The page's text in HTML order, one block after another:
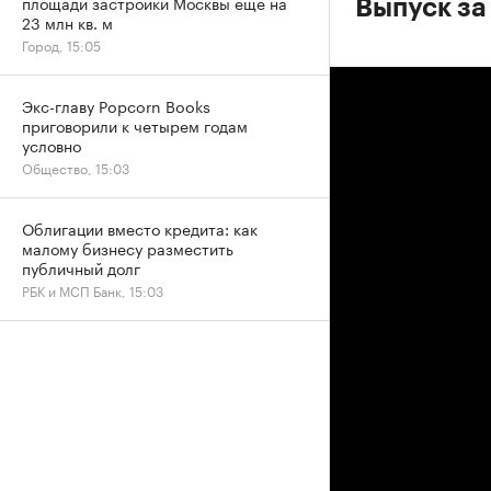
Выпуск
23 млн кв. м
Город, 15:05
Экс-главу Popcorn Books
приговорили к четырем годам
условно
Общество, 15:03
Облигации вместо кредита: как
малому бизнесу разместить
публичный долг
РБК и МСП Банк, 15:03